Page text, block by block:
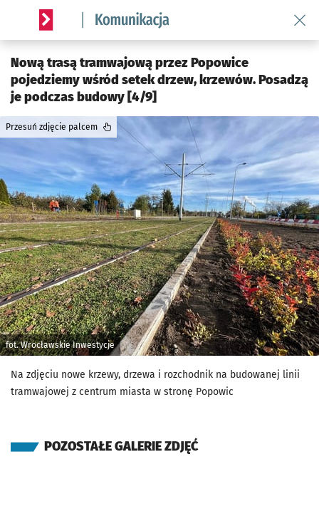
Serwis informacyjny wroclaw.pl podserwis: Komunikacja
Nową trasą tramwajową przez Popowice
pojedziemy wśród setek drzew, krzewów. Posadzą
je podczas budowy [4/9]
fot. Wrocławskie Inwestycje
Przesuń zdjęcie palcem
Na zdjęciu nowe krzewy, drzewa i rozchodnik na budowanej linii
tramwajowej z centrum miasta w stronę Popowic
POZOSTAŁE GALERIE ZDJĘĆ